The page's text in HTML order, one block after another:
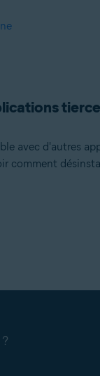
avec d'autres
comment